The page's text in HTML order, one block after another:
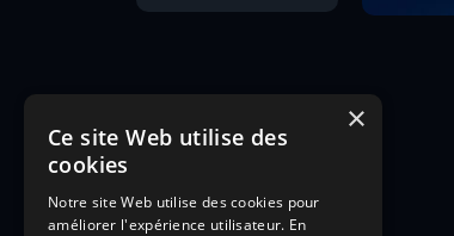
×
Ce site Web utilise des
cookies
Notre site Web utilise des cookies pour
améliorer l'expérience utilisateur. En